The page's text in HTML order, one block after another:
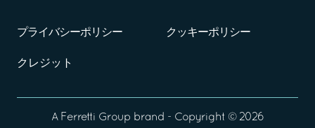
プライバシーポリシー クッキーポリシー
クレジット
A Ferretti Group brand - Copyright © 2026